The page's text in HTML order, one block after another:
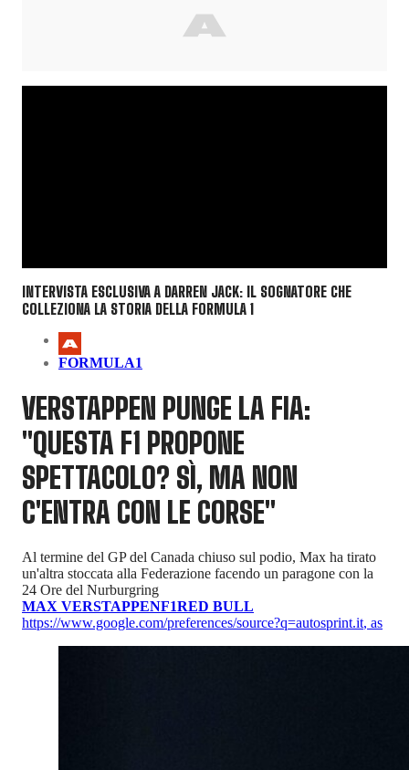
INTERVISTA ESCLUSIVA A DARREN JACK: IL SOGNATORE CHE
COLLEZIONA LA STORIA DELLA FORMULA 1
FORMULA1
VERSTAPPEN PUNGE LA FIA:
"QUESTA F1 PROPONE
SPETTACOLO? SÌ, MA NON
C'ENTRA CON LE CORSE"
Al termine del GP del Canada chiuso sul podio, Max ha tirato
un'altra stoccata alla Federazione facendo un paragone con la
24 Ore del Nurburgring
MAX VERSTAPPENF1RED BULL
https://www.google.com/preferences/source?q=autosprint.it, as